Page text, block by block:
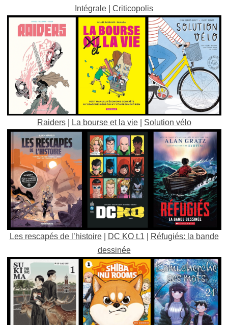
Intégrale
Criticopolis
Raiders| La bourse et la vie| Solution vélo
Les rescapés de l’histoire| DC KO t.1
Réfugiés: la bande
dessinée